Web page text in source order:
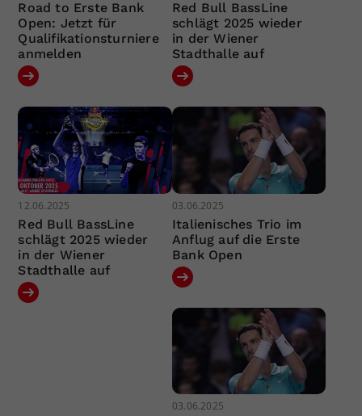
Road to Erste Bank
Open: Jetzt für
Qualifikationsturniere
anmelden
Red Bull BassLine
schlägt 2025 wieder
in der Wiener
Stadthalle auf
12.06.2025
Red Bull BassLine
schlägt 2025 wieder
in der Wiener
Stadthalle auf
03.06.2025
Italienisches Trio im
Anflug auf die Erste
Bank Open
03.06.2025